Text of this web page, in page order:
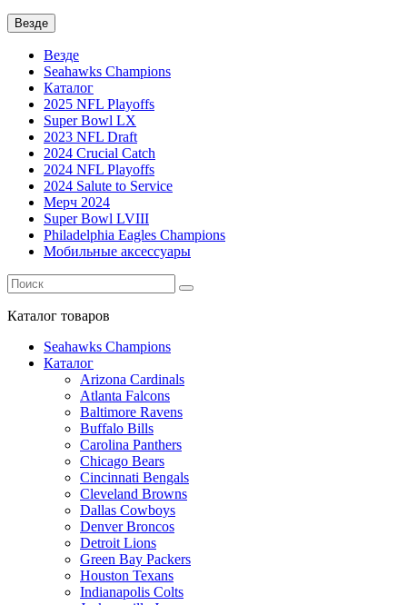
Везде
Везде
Seahawks Champions
Каталог
2025 NFL Playoffs
Super Bowl LX
2023 NFL Draft
2024 Crucial Catch
2024 NFL Playoffs
2024 Salute to Service
Мерч 2024
Super Bowl LVIII
Philadelphia Eagles Champions
Мобильные аксессуары
Каталог товаров
Seahawks Champions
Каталог
Arizona Cardinals
Atlanta Falcons
Baltimore Ravens
Buffalo Bills
Carolina Panthers
Chicago Bears
Cincinnati Bengals
Cleveland Browns
Dallas Cowboys
Denver Broncos
Detroit Lions
Green Bay Packers
Houston Texans
Indianapolis Colts